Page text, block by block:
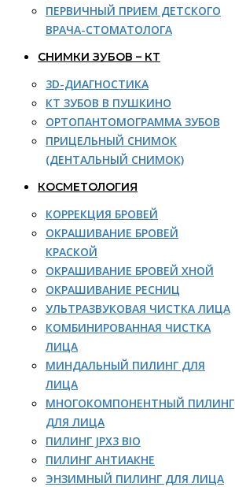
ПЕРВИЧНЫЙ ПРИЕМ ДЕТСКОГО
ВРАЧА-СТОМАТОЛОГА
СНИМКИ ЗУБОВ – КТ
3D-ДИАГНОСТИКА
КТ ЗУБОВ В ПУШКИНО
ОРТОПАНТОМОГРАММА ЗУБОВ
ПРИЦЕЛЬНЫЙ СНИМОК
(ДЕНТАЛЬНЫЙ СНИМОК)
КОСМЕТОЛОГИЯ
КОРРЕКЦИЯ БРОВЕЙ
ОКРАШИВАНИЕ БРОВЕЙ
КРАСКОЙ
ОКРАШИВАНИЕ БРОВЕЙ ХНОЙ
ОКРАШИВАНИЕ РЕСНИЦ
УЛЬТРАЗВУКОВАЯ ЧИСТКА ЛИЦА
КОМБИНИРОВАННАЯ ЧИСТКА
ЛИЦА
МИНДАЛЬНЫЙ ПИЛИНГ ДЛЯ
ЛИЦА
МНОГОКОМПОНЕНТНЫЙ ПИЛИНГ
ДЛЯ ЛИЦА
ПИЛИНГ JPX3 BIO
ПИЛИНГ АНТИАКНЕ
ЭНЗИМНЫЙ ПИЛИНГ ДЛЯ ЛИЦА